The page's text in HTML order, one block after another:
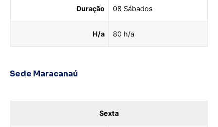
Duração 08 Sábados
H/a 80 h/a
Sede Maracanaú
Sexta